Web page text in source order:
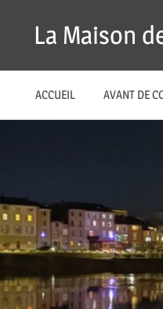
La Maison
ACCUEIL AVANT DE